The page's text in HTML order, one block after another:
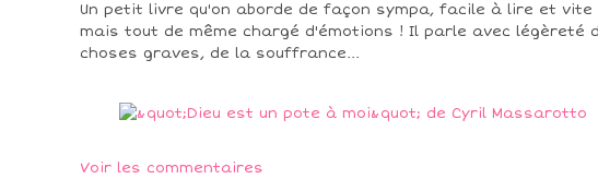
Un petit livre qu'on aborde de façon sympa, facile à lire et vite
mais tout de même chargé d'émotions ! Il parle avec légèreté
choses graves, de la souffrance...
Voir les commentaires